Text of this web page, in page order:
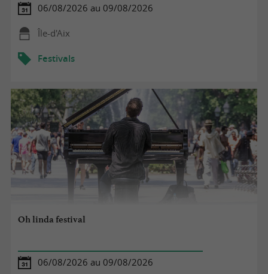
06/08/2026 au 09/08/2026
Île-d'Aix
Festivals
Oh linda festival
06/08/2026 au 09/08/2026